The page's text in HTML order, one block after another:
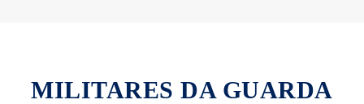
MILITARES DA GUARDA